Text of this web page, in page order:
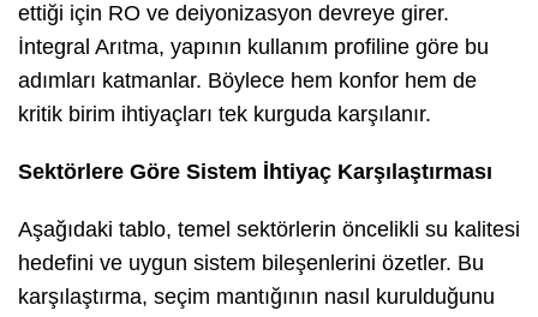
ettiği için RO ve deiyonizasyon devreye girer.
İntegral Arıtma, yapının kullanım profiline göre bu
adımları katmanlar. Böylece hem konfor hem de
kritik birim ihtiyaçları tek kurguda karşılanır.
Sektörlere Göre Sistem İhtiyaç Karşılaştırması
Aşağıdaki tablo, temel sektörlerin öncelikli su kalitesi
hedefini ve uygun sistem bileşenlerini özetler. Bu
karşılaştırma, seçim mantığının nasıl kurulduğunu